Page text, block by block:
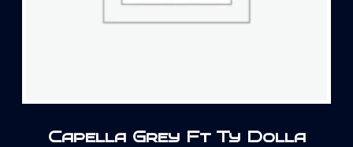
Capella Grey Ft Ty Dolla